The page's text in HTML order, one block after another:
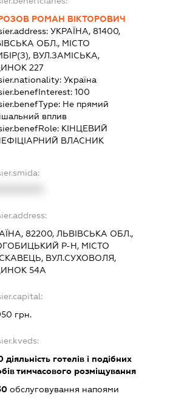
РОМАН ВІКТОРОВИЧ
УКРАЇНА, 81400,
ОБЛ., МІСТО
ВУЛ.ЗАМІСЬКА,
227
Україна
100
Не прямий
вплив
КІНЦЕВИЙ
ВЛАСНИК
82200, ЛЬВІВСЬКА ОБЛ.,
Р-Н, МІСТО
ВУЛ.СУХОВОЛЯ,
54А
грн.
діяльність готелів і подібних
тимчасового розміщування
обслуговування напоями